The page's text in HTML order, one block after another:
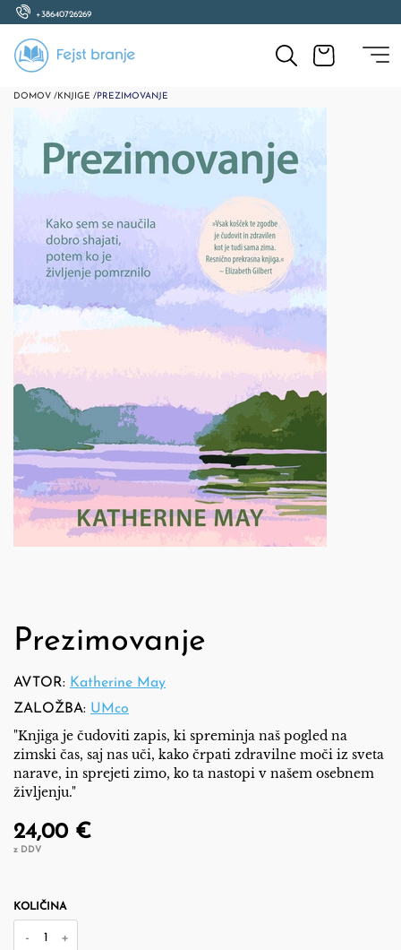
+38640726269
DOMOV /KNJIGE /PREZIMOVANJE
Prezimovanje
AVTOR: Katherine May
ZALOŽBA: UMco
"Knjiga je čudoviti zapis, ki spreminja naš pogled na
zimski čas, saj nas uči, kako črpati zdravilne moči iz sveta
narave, in sprejeti zimo, ko ta nastopi v našem osebnem
življenju."
24,00 €
z DDV
KOLIČINA
- +